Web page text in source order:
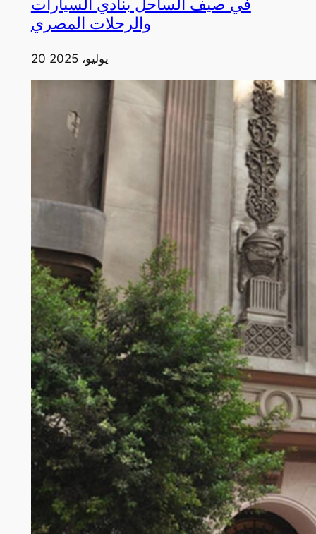
في صيف الساحل بنادي السيارات
والرحلات المصري
20 يوليو، 2025